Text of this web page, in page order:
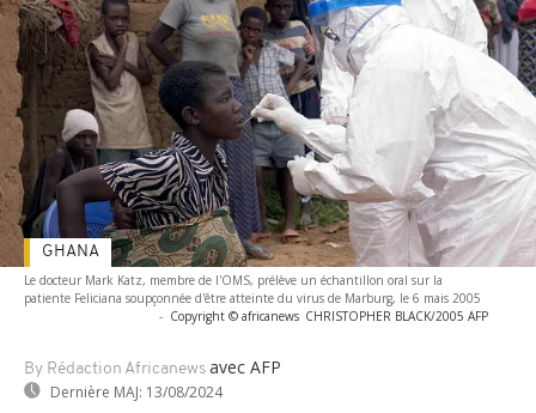
Le docteur Mark Katz, membre de l'OMS, prélève un échantillon oral sur la
patiente Feliciana soupçonnée d'être atteinte du virus de Marburg, le 6 mais 2005
- Copyright © africanews CHRISTOPHER BLACK/2005 AFP
By Rédaction Africanews avec AFP
Dernière MAJ: 13/08/2024
GHANA